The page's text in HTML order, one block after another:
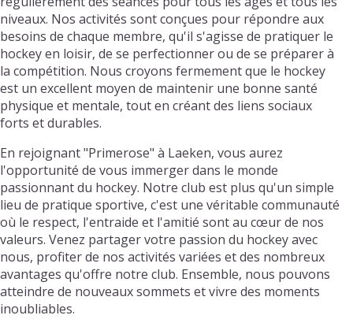
niveaux. Nos activités sont conçues pour répondre aux
besoins de chaque membre, qu'il s'agisse de pratiquer le
hockey en loisir, de se perfectionner ou de se préparer à
la compétition. Nous croyons fermement que le hockey
est un excellent moyen de maintenir une bonne santé
physique et mentale, tout en créant des liens sociaux
forts et durables.
En rejoignant "Primerose" à Laeken, vous aurez
l'opportunité de vous immerger dans le monde
passionnant du hockey. Notre club est plus qu'un simple
lieu de pratique sportive, c'est une véritable communauté
où le respect, l'entraide et l'amitié sont au cœur de nos
valeurs. Venez partager votre passion du hockey avec
nous, profiter de nos activités variées et des nombreux
avantages qu'offre notre club. Ensemble, nous pouvons
atteindre de nouveaux sommets et vivre des moments
inoubliables.